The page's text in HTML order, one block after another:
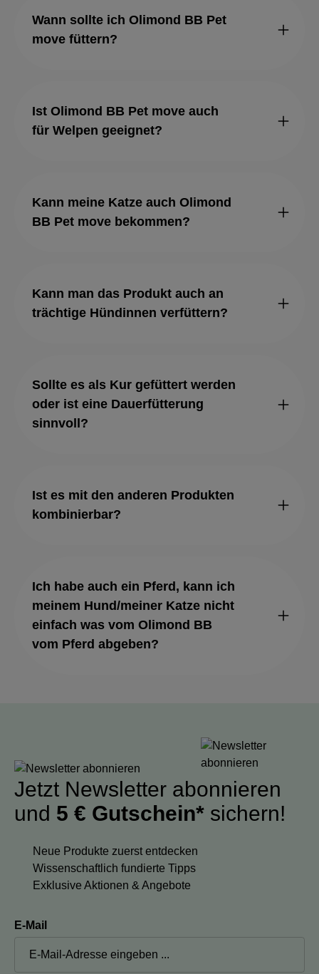
Wann sollte ich Olimond BB Pet
move füttern?
Ist Olimond BB Pet move auch
für Welpen geeignet?
Kann meine Katze auch Olimond
BB Pet move bekommen?
Kann man das Produkt auch an
trächtige Hündinnen verfüttern?
Sollte es als Kur gefüttert werden
oder ist eine Dauerfütterung
sinnvoll?
Ist es mit den anderen Produkten
kombinierbar?
Ich habe auch ein Pferd, kann ich
meinem Hund/meiner Katze nicht
einfach was vom Olimond BB
vom Pferd abgeben?
Jetzt Newsletter abonnieren
und 5 € Gutschein* sichern!
Neue Produkte zuerst entdecken
Wissenschaftlich fundierte Tipps
Exklusive Aktionen & Angebote
E-Mail